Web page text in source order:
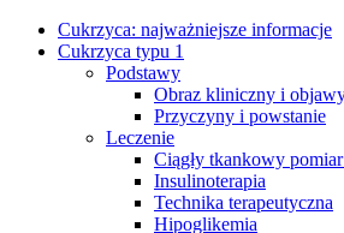
Cukrzyca: najważniejsze informacje
Cukrzyca typu 1
Podstawy
Obraz kliniczny i
Przyczyny i powstanie
Leczenie
Ciągły tkankowy
Insulinoterapia
Technika terapeutyczna
Hipoglikemia